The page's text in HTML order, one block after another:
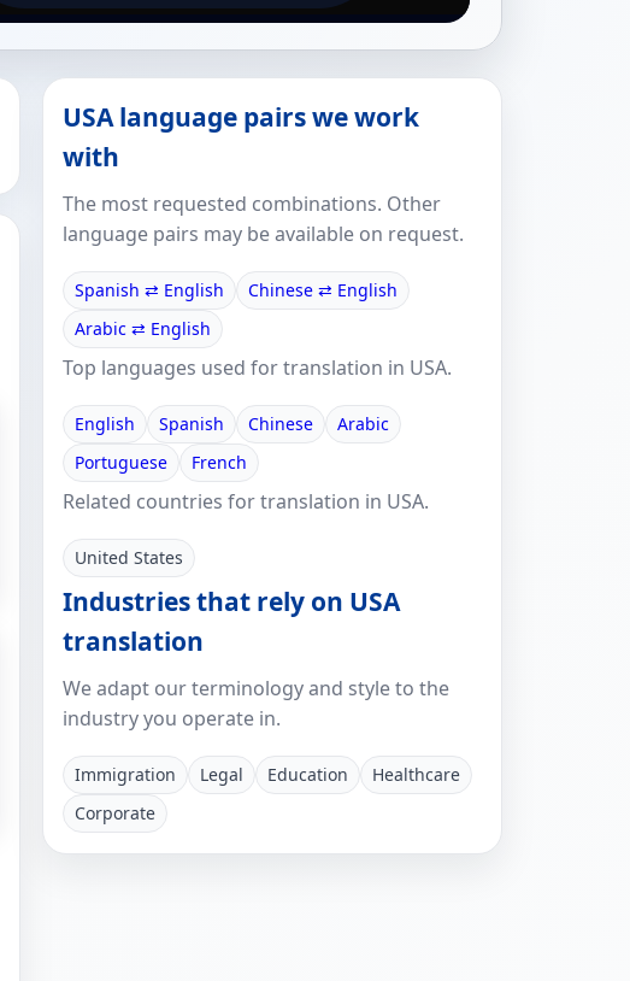
USA language pairs we work
with
The most requested combinations. Other
language pairs may be available on request.
Spanish ⇄ English
Chinese ⇄ English
Arabic ⇄ English
Top languages used for translation in USA.
English Spanish Chinese
Arabic
Portuguese
French
Related countries for translation in USA.
United States
Industries that rely on USA
translation
We adapt our terminology and style to the
industry you operate in.
Immigration Legal Education
Healthcare
Corporate